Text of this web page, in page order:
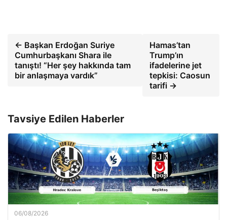
← Başkan Erdoğan Suriye
Cumhurbaşkanı Shara ile
tanıştı! “Her şey hakkında tam
bir anlaşmaya vardık”
Hamas’tan
Trump’ın
ifadelerine jet
tepkisi: Caosun
tarifi →
Tavsiye Edilen Haberler
06/08/2026